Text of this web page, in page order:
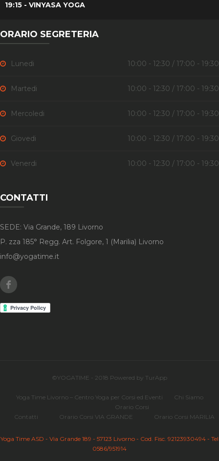
19:15 - VINYASA YOGA
ORARIO SEGRETERIA
Lunedi 10:00 - 12:30 / 17:00 - 19:30
Martedi 10:00 - 12:30 / 17:00 - 19:30
Mercoledi 10:00 - 12:30 / 17:00 - 19:30
Giovedi 10:00 - 12:30 / 17:00 - 19:30
Venerdi 10:00 - 12:30 / 17:00 - 19:30
CONTATTI
SEDE: Via Grande, 189 Livorno
P. zza 185° Regg. Art. Folgore, 1 (Marilia) Livorno
info@yogatime.it
©YOGATIME - 2018 Powered by TurApp
Yoga Time Livorno – Centro Yoga per Corsi ed Eventi Chi Siamo
Contatti
Orario Corsi
Orario Corsi VIA GRANDE
Orario Corsi MARILIA
Yoga Time ASD - Via Grande 189 - 57123 Livorno - Cod. Fisc. 92123930494 - Tel
0586/951914